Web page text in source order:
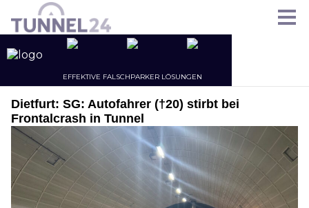
Dietfurt: SG: Autofahrer (†20) stirbt bei
Frontalcrash in Tunnel